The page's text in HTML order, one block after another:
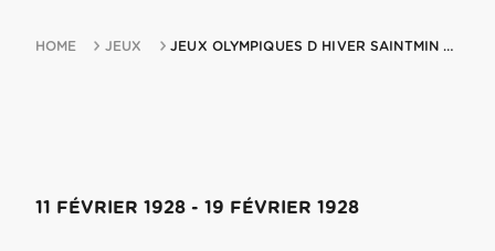
HOME JEUX JEUX OLYMPIQUES D HIVER SAINTMIN MORITZ 1928 11021928 SANKT MORITZ
11 FÉVRIER 1928 - 19 FÉVRIER 1928